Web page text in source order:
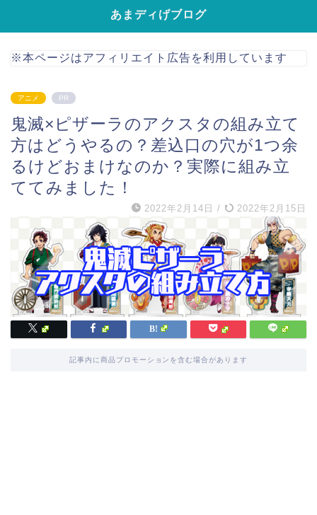
あまディげブログ
※本ページはアフィリエイト広告を利用しています
アニメ PR
鬼滅×ピザーラのアクスタの組み立て
方はどうやるの？差込口の穴が1つ余
るけどおまけなのか？実際に組み立
ててみました！
2022年2月14日 / 2022年2月15日
記事内に商品プロモーションを含む場合があります